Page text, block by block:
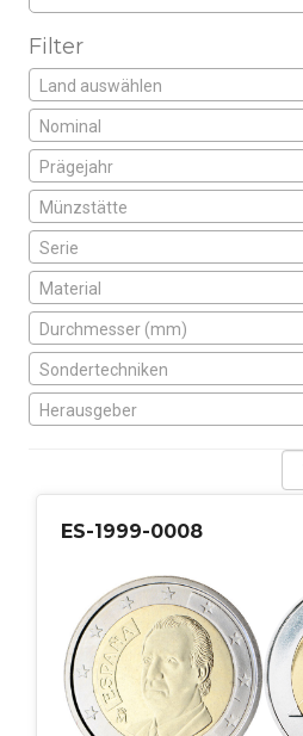
Filter
Land auswählen
Nominal
Prägejahr
Münzstätte
Serie
Material
Durchmesser (mm)
Sondertechniken
Herausgeber
ES-1999-0008